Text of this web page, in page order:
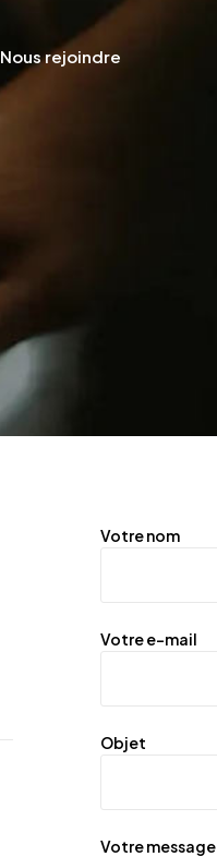
Nous rejoindre
Votre nom
Votre e-mail
Objet
Votre message